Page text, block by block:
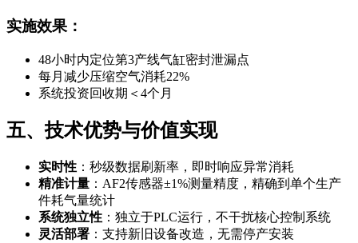
实施效果：
48小时内定位第3产线气缸密封泄漏点
每月减少压缩空气消耗22%
系统投资回收期＜4个月
五、技术优势与价值实现
实时性 ：秒级数据刷新率，即时响应异常消耗
精准计量 ：AF2传感器±1%测量精度，精确到单个生产
件耗气量统计
系统独立性 ：独立于PLC运行，不干扰核心控制系统
灵活部署 ：支持新旧设备改造，无需停产安装